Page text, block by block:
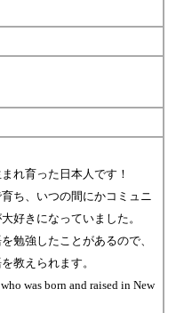
れ育った日本人です！
ち、いつの間にかコミュニ
好きになっていました。
勉強したことがあるので、
教えられます。
was born and raised in New